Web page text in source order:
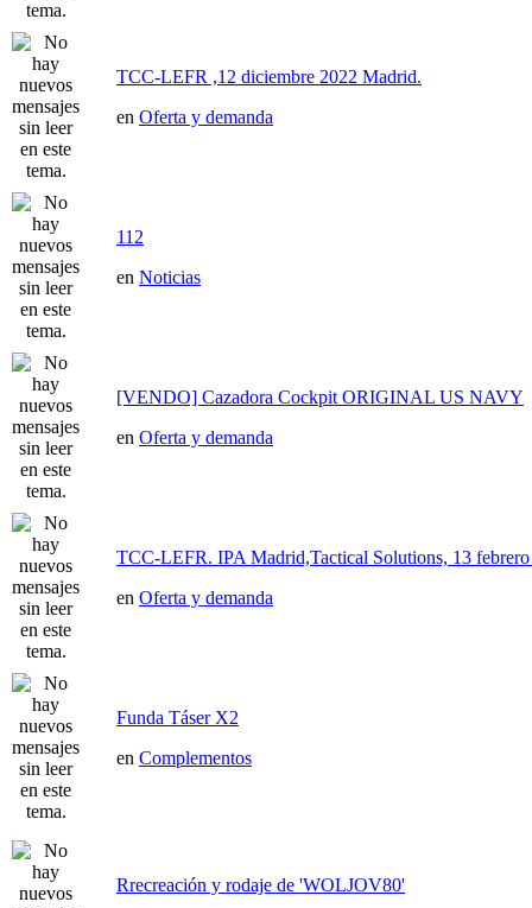
TCC-LEFR ,12 diciembre 2022 Madrid.
en Oferta y demanda
112
en Noticias
[VENDO] Cazadora Cockpit ORIGINAL US NAVY
en Oferta y demanda
TCC-LEFR. IPA Madrid,Tactical Solutions, 13
en Oferta y demanda
Funda Táser X2
en Complementos
Rrecreación y rodaje de 'WOLJOV80'